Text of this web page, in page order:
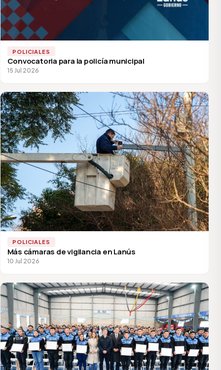
POLICIALES
Convocatoria para la policía municipal
15 Jul 2026
POLICIALES
Más cámaras de vigilancia en Lanús
10 Jul 2026